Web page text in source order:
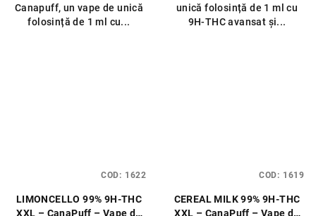
Canapuff, un vape de unică
folosință de 1 ml cu...
unică folosință de 1 ml cu
9H‑THC avansat și...
LIMONCELLO 99% 9H‑THC
XXL – CanaPuff – Vape de
COD: 1622
CEREAL MILK 99% 9H‑THC
XXL – CanaPuff – Vape de
COD: 1619